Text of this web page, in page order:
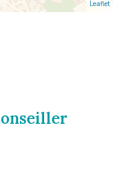
Leaflet